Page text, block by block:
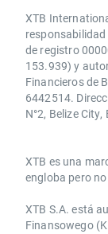
XTB
de registro
153.939) y
Financieros de
6442514.
N°2, Belize City,
​​XTB es una
engloba pero
XTB S.A.​ está
Finansowego